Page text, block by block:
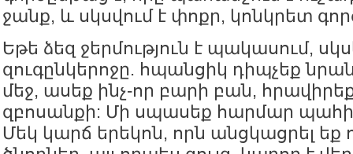
ջանք, և սկսվում է փոքր, կոնկրետ
Եթե ձեզ ջերմություն է պակասում,
զուգընկերոջը. հպանցիկ դիպչեք
մեջ, ասեք ինչ-որ բարի բան,
զբոսանքի: Մի սպասեք հարմար
Մեկ կարճ երեկոն, որն անցկացրել եք